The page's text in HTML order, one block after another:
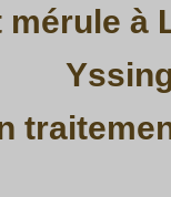
mérule à